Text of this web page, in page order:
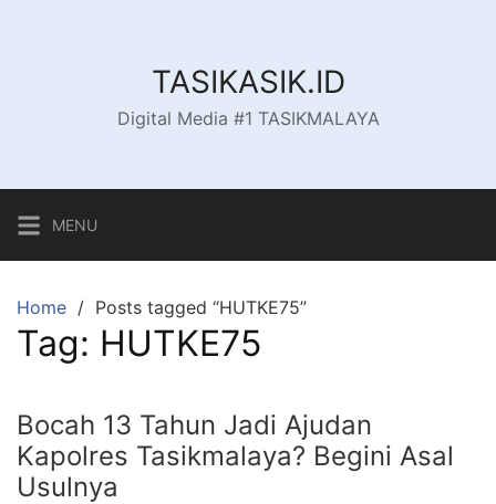
TASIKASIK.ID
Digital Media #1 TASIKMALAYA
MENU
Home Posts tagged “HUTKE75”
Tag: HUTKE75
Bocah 13 Tahun Jadi Ajudan
Kapolres Tasikmalaya? Begini Asal
Usulnya